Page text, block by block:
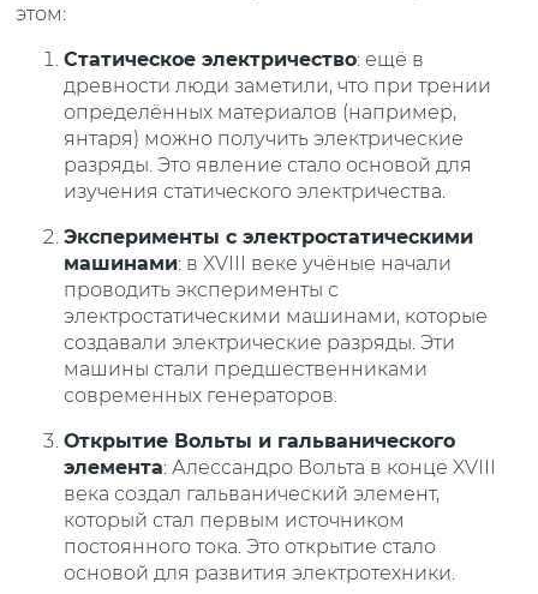
этом:
Статическое электричество: ещё в
древности люди заметили, что при трении
определённых материалов (например,
янтаря) можно получить электрические
разряды. Это явление стало основой для
изучения статического электричества.
Эксперименты с электростатическими
машинами: в XVIII веке учёные начали
проводить эксперименты с
электростатическими машинами, которые
создавали электрические разряды. Эти
машины стали предшественниками
современных генераторов.
Открытие Вольты и гальванического
элемента: Алессандро Вольта в конце XVIII
века создал гальванический элемент,
который стал первым источником
постоянного тока. Это открытие стало
основой для развития электротехники.